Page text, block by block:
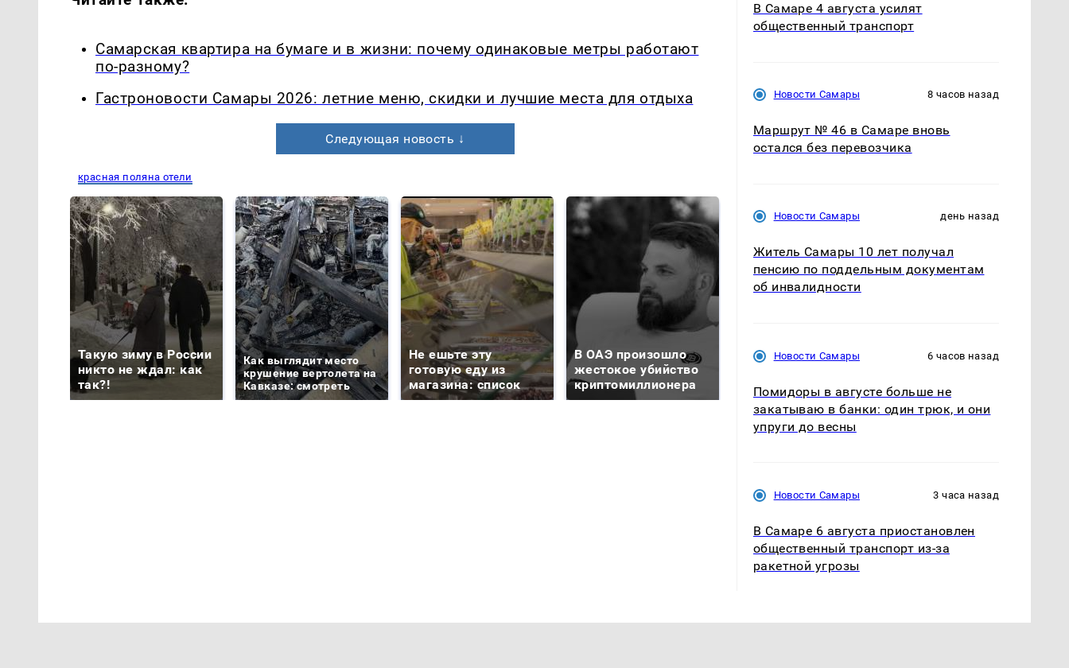
Самарская квартира на бумаге и в жизни: почему одинаковые метры работают
по-разному?
Гастроновости Самары 2026: летние меню, скидки и лучшие места для отдыха
Следующая новость ↓
красная поляна отели
Такую зиму в России
никто не ждал: как
так?!
Как выглядит место
крушение вертолета на
Кавказе: смотреть
Не ешьте эту
готовую еду из
магазина: список
В ОАЭ произошло
жестокое убийство
криптомиллионера
Все новости по
Кавказе: читать здесь
Таких событий не
В Самаре 4 августа усилят
общественный транспорт
Новости Самары 8 часов назад
Маршрут № 46 в Самаре вновь
остался без перевозчика
Новости Самары день назад
Житель Самары 10 лет получал
пенсию по поддельным документам
об инвалидности
Новости Самары 6 часов назад
Помидоры в августе больше не
закатываю в банки: один трюк, и они
упруги до весны
Новости Самары 3 часа назад
В Самаре 6 августа приостановлен
общественный транспорт из-за
ракетной угрозы